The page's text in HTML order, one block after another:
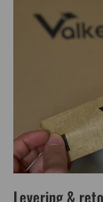
Levering &